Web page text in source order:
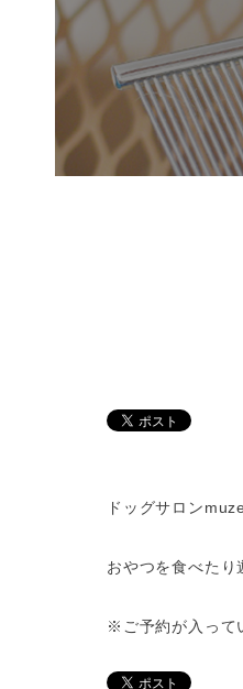
ドッグサロン
おやつを食べたり
※ご予約が入って